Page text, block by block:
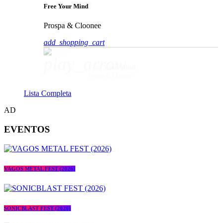
Free Your Mind
Prospa & Cloonee
add_shopping_cart
Lista Completa
AD
EVENTOS
VAGOS METAL FEST (2026)
SONICBLAST FEST (2026)